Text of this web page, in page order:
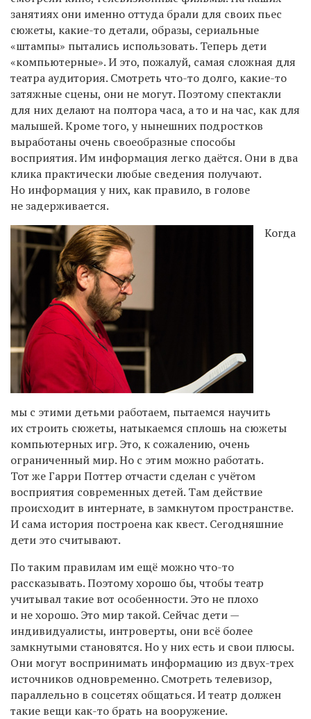
занятиях они именно оттуда брали для своих пьес
сюжеты, какие-то детали, образы, сериальные
«штампы» пытались использовать. Теперь дети
«компьютерные». И это, пожалуй, самая сложная для
театра аудитория. Смотреть что-то долго, какие-то
затяжные сцены, они не могут. Поэтому спектакли
для них делают на полтора часа, а то и на час, как для
малышей. Кроме того, у нынешних подростков
выработаны очень своеобразные способы
восприятия. Им информация легко даётся. Они в два
клика практически любые сведения получают.
Но информация у них, как правило, в голове
не задерживается.
Когда
мы с этими детьми работаем, пытаемся научить
их строить сюжеты, натыкаемся сплошь на сюжеты
компьютерных игр. Это, к сожалению, очень
ограниченный мир. Но с этим можно работать.
Тот же Гарри Поттер отчасти сделан с учётом
восприятия современных детей. Там действие
происходит в интернате, в замкнутом пространстве.
И сама история построена как квест. Сегодняшние
дети это считывают.
По таким правилам им ещё можно что-то
рассказывать. Поэтому хорошо бы, чтобы театр
учитывал такие вот особенности. Это не плохо
и не хорошо. Это мир такой. Сейчас дети —
индивидуалисты, интроверты, они всё более
замкнутыми становятся. Но у них есть и свои плюсы.
Они могут воспринимать информацию из двух-трех
источников одновременно. Смотреть телевизор,
параллельно в соцсетях общаться. И театр должен
такие вещи как-то брать на вооружение.